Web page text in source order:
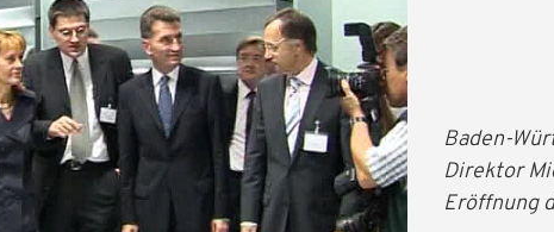
Baden-
Direktor
Eröffnung